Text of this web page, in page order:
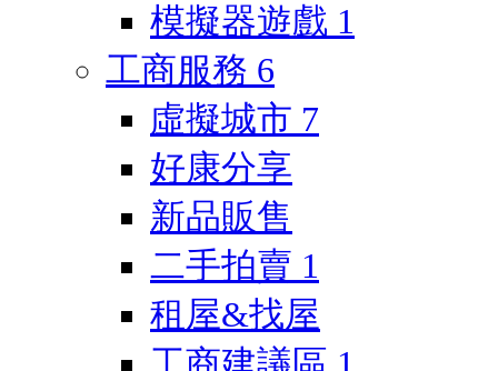
模擬器遊戲 1
工商服務 6
虛擬城市 7
好康分享
新品販售
二手拍賣 1
租屋&找屋